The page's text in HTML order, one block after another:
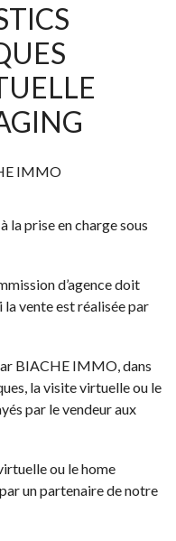
IMMO
la prise en charge sous
d’agence doit
vente est réalisée par
BIACHE IMMO, dans
la visite virtuelle ou le
par le vendeur aux
ou le home
un partenaire de notre